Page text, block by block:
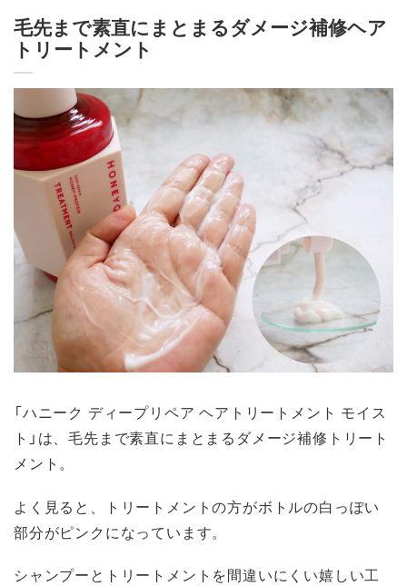
毛先まで素直にまとまるダメージ補修ヘア
トリートメント
「ハニーク ディープリペア ヘアトリートメント モイス
ト」は、毛先まで素直にまとまるダメージ補修トリート
メント。
よく見ると、トリートメントの方がボトルの白っぽい
部分がピンクになっています。
シャンプーとトリートメントを間違いにくい嬉しい工